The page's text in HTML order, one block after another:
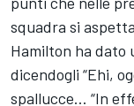
squadra si
Hamilton ha dato
dicendogli “Ehi,
spallucce… “In